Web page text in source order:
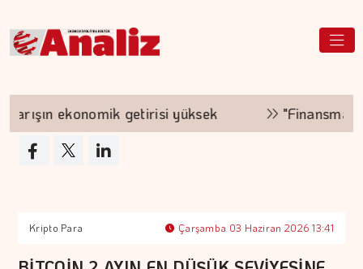
ekonomik getirisi yüksek "Finansman
Kripto Para Çarşamba 03 Haziran 2026 13:41